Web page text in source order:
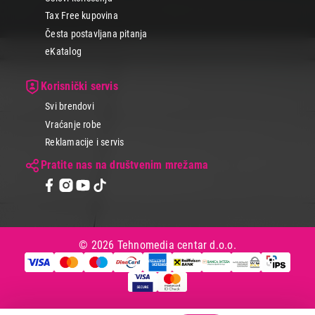
Primeni filtere
Tax Free kupovina
Česta postavljana pitanja
eKatalog
Korisnički servis
Svi brendovi
Vraćanje robe
Reklamacije i servis
Pratite nas na društvenim mrežama
© 2026 Tehnomedia centar d.o.o.